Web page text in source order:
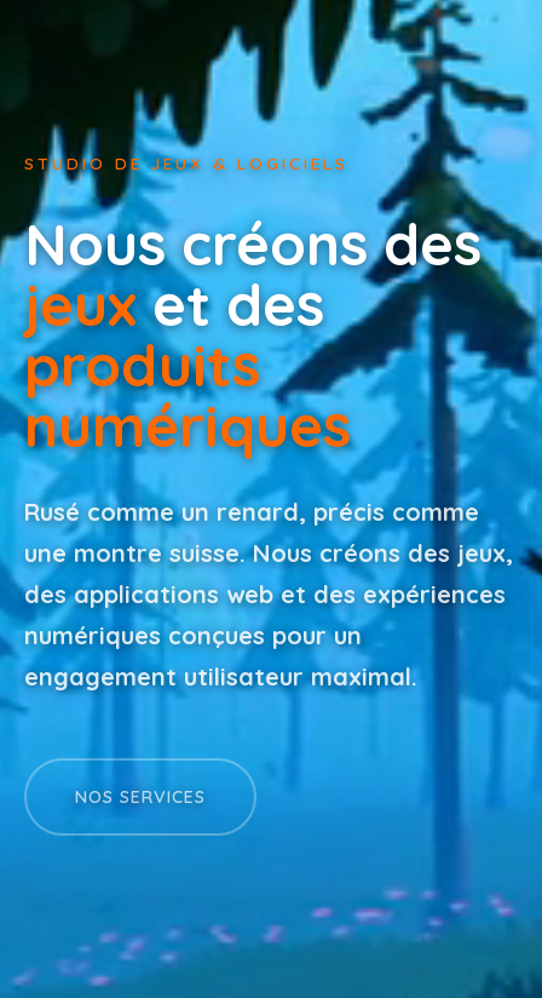
STUDIO DE JEUX & LOGICIELS
Nous créons des
jeuxet des
produits
numériques
Rusé comme un renard, précis comme
une montre suisse. Nous créons des jeux,
des applications web et des expériences
numériques conçues pour un
engagement utilisateur maximal.
NOS SERVICES